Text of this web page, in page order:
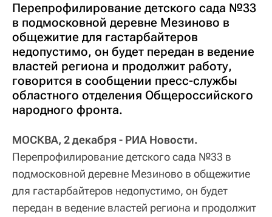
Перепрофилирование детского сада №33
в подмосковной деревне Мезиново в
общежитие для гастарбайтеров
недопустимо, он будет передан в ведение
властей региона и продолжит работу,
говорится в сообщении пресс-службы
областного отделения Общероссийского
народного фронта.
МОСКВА, 2 декабря - РИА Новости.
Перепрофилирование детского сада №33 в
подмосковной деревне Мезиново в общежитие
для гастарбайтеров недопустимо, он будет
передан в ведение властей региона и продолжит